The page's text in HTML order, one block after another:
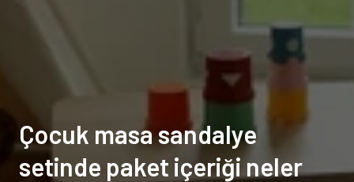
Çocuk masa sandalye
setinde paket içeriği neler